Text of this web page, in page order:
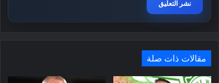
مقالات ذات صلة